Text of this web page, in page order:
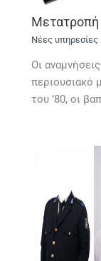
Μετατροπή
Νέες υπηρεσίες
Οι
περιουσιακό
του ’80, οι